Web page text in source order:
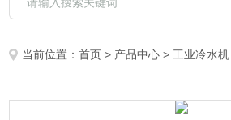
当前位置：首页 > 产品中心 > 工业冷水机